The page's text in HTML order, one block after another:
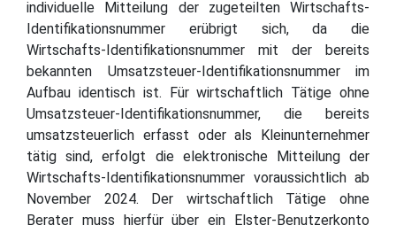
individuelle Mitteilung der zugeteilten Wirtschafts-
Identifikationsnummer erübrigt sich, da die
Wirtschafts-Identifikationsnummer mit der bereits
bekannten Umsatzsteuer-Identifikationsnummer im
Aufbau identisch ist. Für wirtschaftlich Tätige ohne
Umsatzsteuer-Identifikationsnummer, die bereits
umsatzsteuerlich erfasst oder als Kleinunternehmer
tätig sind, erfolgt die elektronische Mitteilung der
Wirtschafts-Identifikationsnummer voraussichtlich ab
November 2024. Der wirtschaftlich Tätige ohne
Berater muss hierfür über ein Elster-Benutzerkonto